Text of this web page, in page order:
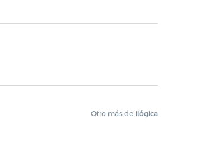
Otro más de ilógica